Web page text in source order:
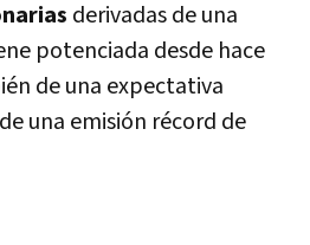
derivadas de una
potenciada desde hace
de una expectativa
una emisión récord de